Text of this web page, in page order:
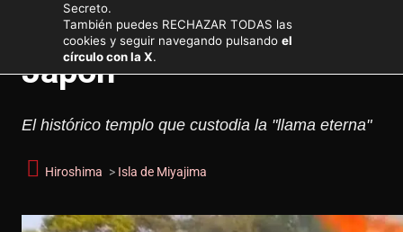
Un incendio destruye el
Japón
El histórico templo que custodia la "llama eterna"
Hiroshima > Isla de Miyajima
Secreto.
También puedes RECHAZAR TODAS las
cookies y seguir navegando pulsando el
círculo con la X.